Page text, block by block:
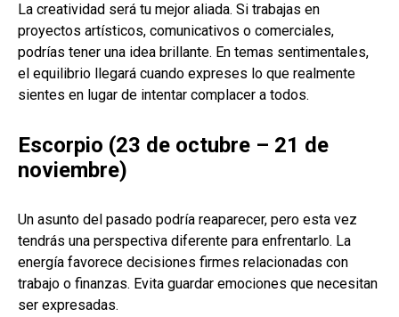
La creatividad será tu mejor aliada. Si trabajas en
proyectos artísticos, comunicativos o comerciales,
podrías tener una idea brillante. En temas sentimentales,
el equilibrio llegará cuando expreses lo que realmente
sientes en lugar de intentar complacer a todos.
Escorpio (23 de octubre – 21 de
noviembre)
Un asunto del pasado podría reaparecer, pero esta vez
tendrás una perspectiva diferente para enfrentarlo. La
energía favorece decisiones firmes relacionadas con
trabajo o finanzas. Evita guardar emociones que necesitan
ser expresadas.